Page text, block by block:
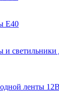
Е40
светильники
ленты 12В